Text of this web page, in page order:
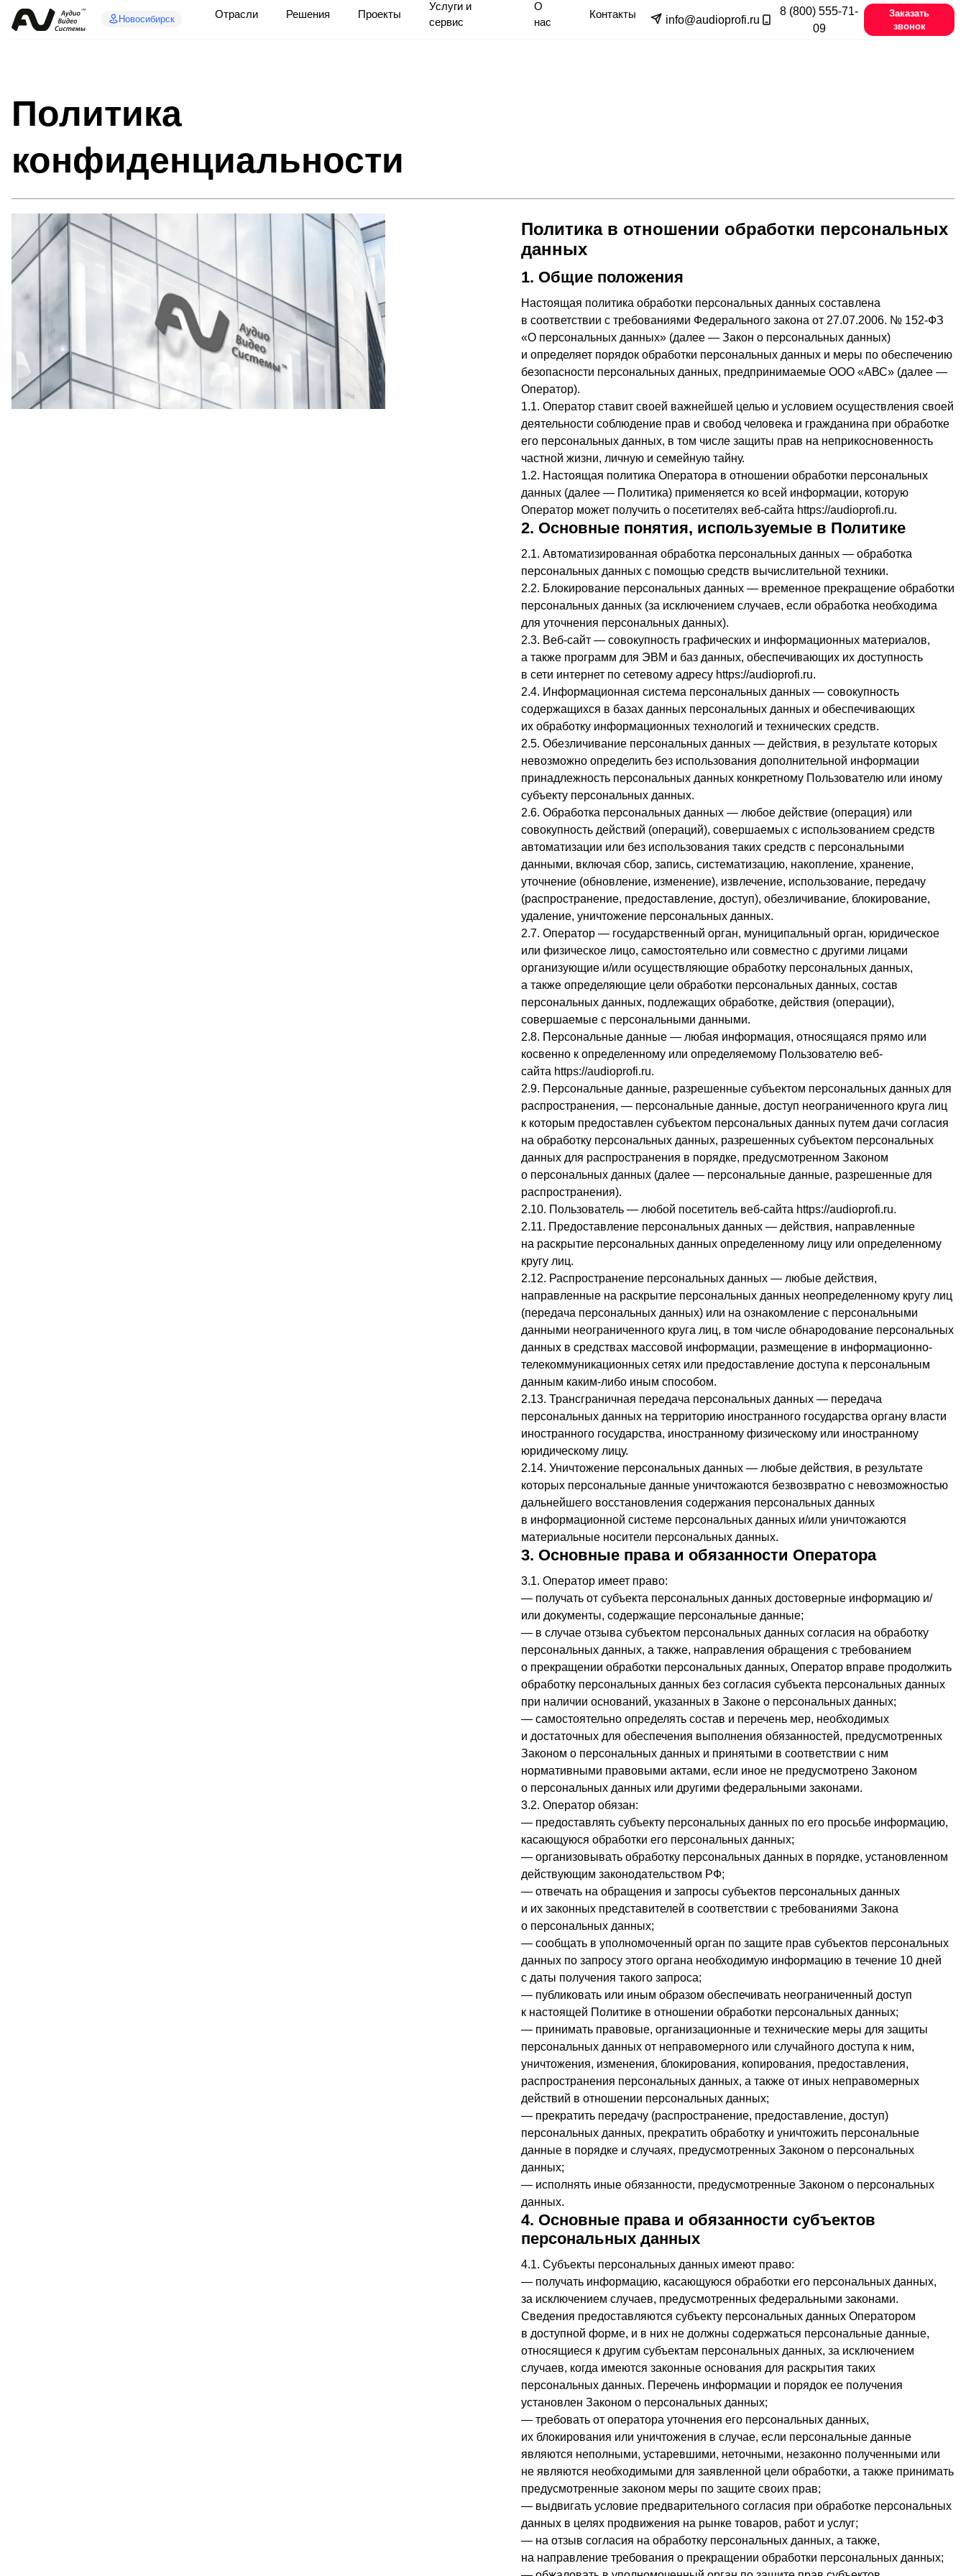
Новосибирск Отрасли Решения Проекты
Услуги и
сервис
О
нас
Контакты info@audioprofi.ru
8 (800) 555-71-
09
Заказать
звонок
Политика
конфиденциальности
Политика в отношении обработки персональных
данных
1. Общие положения
Настоящая политика обработки персональных данных составлена
в соответствии с требованиями Федерального закона от 27.07.2006. № 152-ФЗ
«О персональных данных» (далее — Закон о персональных данных)
и определяет порядок обработки персональных данных и меры по обеспечению
безопасности персональных данных, предпринимаемые ООО «АВС»(далее —
Оператор).
1.1. Оператор ставит своей важнейшей целью и условием осуществления своей
деятельности соблюдение прав и свобод человека и гражданина при обработке
его персональных данных, в том числе защиты прав на неприкосновенность
частной жизни, личную и семейную тайну.
1.2. Настоящая политика Оператора в отношении обработки персональных
данных (далее — Политика) применяется ко всей информации, которую
Оператор может получить о посетителях веб-сайта https://audioprofi.ru.
2. Основные понятия, используемые в Политике
2.1. Автоматизированная обработка персональных данных — обработка
персональных данных с помощью средств вычислительной техники.
2.2. Блокирование персональных данных — временное прекращение обработки
персональных данных (за исключением случаев, если обработка необходима
для уточнения персональных данных).
2.3. Веб-сайт — совокупность графических и информационных материалов,
а также программ для ЭВМ и баз данных, обеспечивающих их доступность
в сети интернет по сетевому адресу https://audioprofi.ru.
2.4. Информационная система персональных данных — совокупность
содержащихся в базах данных персональных данных и обеспечивающих
их обработку информационных технологий и технических средств.
2.5. Обезличивание персональных данных — действия, в результате которых
невозможно определить без использования дополнительной информации
принадлежность персональных данных конкретному Пользователю или иному
субъекту персональных данных.
2.6. Обработка персональных данных — любое действие (операция) или
совокупность действий (операций), совершаемых с использованием средств
автоматизации или без использования таких средств с персональными
данными, включая сбор, запись, систематизацию, накопление, хранение,
уточнение (обновление, изменение), извлечение, использование, передачу
(распространение, предоставление, доступ), обезличивание, блокирование,
удаление, уничтожение персональных данных.
2.7. Оператор — государственный орган, муниципальный орган, юридическое
или физическое лицо, самостоятельно или совместно с другими лицами
организующие и/или осуществляющие обработку персональных данных,
а также определяющие цели обработки персональных данных, состав
персональных данных, подлежащих обработке, действия (операции),
совершаемые с персональными данными.
2.8. Персональные данные — любая информация, относящаяся прямо или
косвенно к определенному или определяемому Пользователю веб-
сайта https://audioprofi.ru.
2.9. Персональные данные, разрешенные субъектом персональных данных для
распространения, — персональные данные, доступ неограниченного круга лиц
к которым предоставлен субъектом персональных данных путем дачи согласия
на обработку персональных данных, разрешенных субъектом персональных
данных для распространения в порядке, предусмотренном Законом
о персональных данных (далее — персональные данные, разрешенные для
распространения).
2.10. Пользователь — любой посетитель веб-сайта https://audioprofi.ru.
2.11. Предоставление персональных данных — действия, направленные
на раскрытие персональных данных определенному лицу или определенному
кругу лиц.
2.12. Распространение персональных данных — любые действия,
направленные на раскрытие персональных данных неопределенному кругу лиц
(передача персональных данных) или на ознакомление с персональными
данными неограниченного круга лиц, в том числе обнародование персональных
данных в средствах массовой информации, размещение в информационно-
телекоммуникационных сетях или предоставление доступа к персональным
данным каким-либо иным способом.
2.13. Трансграничная передача персональных данных — передача
персональных данных на территорию иностранного государства органу власти
иностранного государства, иностранному физическому или иностранному
юридическому лицу.
2.14. Уничтожение персональных данных — любые действия, в результате
которых персональные данные уничтожаются безвозвратно с невозможностью
дальнейшего восстановления содержания персональных данных
в информационной системе персональных данных и/или уничтожаются
материальные носители персональных данных.
3. Основные права и обязанности Оператора
3.1. Оператор имеет право:
— получать от субъекта персональных данных достоверные информацию и/
или документы, содержащие персональные данные;
— в случае отзыва субъектом персональных данных согласия на обработку
персональных данных, а также, направления обращения с требованием
о прекращении обработки персональных данных, Оператор вправе продолжить
обработку персональных данных без согласия субъекта персональных данных
при наличии оснований, указанных в Законе о персональных данных;
— самостоятельно определять состав и перечень мер, необходимых
и достаточных для обеспечения выполнения обязанностей, предусмотренных
Законом о персональных данных и принятыми в соответствии с ним
нормативными правовыми актами, если иное не предусмотрено Законом
о персональных данных или другими федеральными законами.
3.2. Оператор обязан:
— предоставлять субъекту персональных данных по его просьбе информацию,
касающуюся обработки его персональных данных;
— организовывать обработку персональных данных в порядке, установленном
действующим законодательством РФ;
— отвечать на обращения и запросы субъектов персональных данных
и их законных представителей в соответствии с требованиями Закона
о персональных данных;
— сообщать в уполномоченный орган по защите прав субъектов персональных
данных по запросу этого органа необходимую информацию в течение 10 дней
с даты получения такого запроса;
— публиковать или иным образом обеспечивать неограниченный доступ
к настоящей Политике в отношении обработки персональных данных;
— принимать правовые, организационные и технические меры для защиты
персональных данных от неправомерного или случайного доступа к ним,
уничтожения, изменения, блокирования, копирования, предоставления,
распространения персональных данных, а также от иных неправомерных
действий в отношении персональных данных;
— прекратить передачу (распространение, предоставление, доступ)
персональных данных, прекратить обработку и уничтожить персональные
данные в порядке и случаях, предусмотренных Законом о персональных
данных;
— исполнять иные обязанности, предусмотренные Законом о персональных
данных.
4. Основные права и обязанности субъектов
персональных данных
4.1. Субъекты персональных данных имеют право:
— получать информацию, касающуюся обработки его персональных данных,
за исключением случаев, предусмотренных федеральными законами.
Сведения предоставляются субъекту персональных данных Оператором
в доступной форме, и в них не должны содержаться персональные данные,
относящиеся к другим субъектам персональных данных, за исключением
случаев, когда имеются законные основания для раскрытия таких
персональных данных. Перечень информации и порядок ее получения
установлен Законом о персональных данных;
— требовать от оператора уточнения его персональных данных,
их блокирования или уничтожения в случае, если персональные данные
являются неполными, устаревшими, неточными, незаконно полученными или
не являются необходимыми для заявленной цели обработки, а также принимать
предусмотренные законом меры по защите своих прав;
— выдвигать условие предварительного согласия при обработке персональных
данных в целях продвижения на рынке товаров, работ и услуг;
— на отзыв согласия на обработку персональных данных, а также,
на направление требования о прекращении обработки персональных данных;